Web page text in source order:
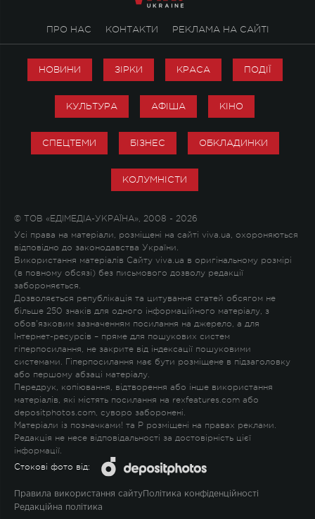
ПРО НАС КОНТАКТИ РЕКЛАМА НА САЙТІ
НОВИНИ ЗІРКИ КРАСА ПОДІЇ
КУЛЬТУРА АФІША КІНО
СПЕЦТЕМИ БІЗНЕС ОБКЛАДИНКИ
КОЛУМНІСТИ
© ТОВ «ЕДІМЕДІА-УКРАЇНА», 2008 - 2026
Усі права на матеріали, розміщені на сайті viva.ua, охороняються
відповідно до законодавства України.
Використання матеріалів Сайту viva.ua в оригінальному розмірі
(в повному обсязі) без письмового дозволу редакції
забороняється.
Дозволяється републікація та цитування статей обсягом не
більше 250 знаків для одного інформаційного матеріалу, з
обов'язковим зазначенням посилання на джерело, а для
Інтернет-ресурсів – пряме для пошукових систем
гіперпосилання, не закрите від індексації пошуковими
системами. Гіперпосилання має бути розміщене в підзаголовку
або першому абзаці матеріалу.
Передрук, копіювання, відтворення або інше використання
матеріалів, які містять посилання на rexfeatures.com або
depositphotos.com, суворо заборонені.
Матеріали із позначками! та P розміщені на правах реклами.
Редакція не несе відповідальності за достовірність цієї
інформації.
Стокові фото від:
Правила використання сайту Політика конфіденційності
Редакційна політика